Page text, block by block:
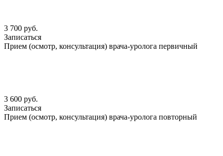
3 700 руб.
Записаться
Прием (осмотр, консультация) врача-уролога первичный
3 600 руб.
Записаться
Прием (осмотр, консультация) врача-уролога повторный